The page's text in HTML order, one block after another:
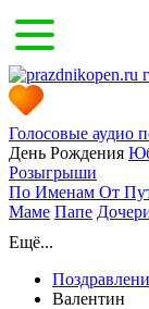
Голосовые аудио
День Рождения
Розыгрыши
По Именам От
Маме Папе
Ещё...
Валентин